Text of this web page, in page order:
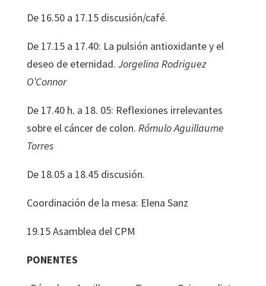
De 16.50 a 17.15 discusión/café.
De 17.15 a 17.40: La pulsión antioxidante y el
deseo de eternidad. Jorgelina Rodriguez
O’Connor
De 17.40 h. a 18. 05: Reflexiones irrelevantes
sobre el cáncer de colon. RómuloAguillaume
Torres
De 18.05 a 18.45 discusión.
Coordinación de la mesa: Elena Sanz
19.15 Asamblea del CPM
PONENTES